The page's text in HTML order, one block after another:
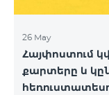
26 May
Հայփոստում
քարտերը և